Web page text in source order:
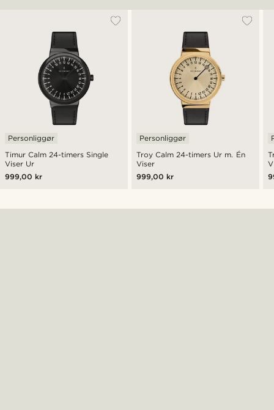
Timur Calm 24-timers Single
Viser Ur
Personliggør
999,00 kr
Troy Calm 24-timers Ur m. Én
Viser
Personliggør
999,00 kr